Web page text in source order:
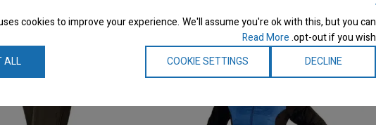
cookies to improve your experience. We'll assume you're ok with this, but you can
opt-out if you wish.
Read More
DECLINE
COOKIE SETTINGS
ALL